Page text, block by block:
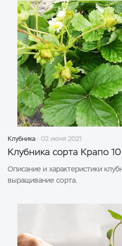
Клубника 02 июня 2021
Клубника сорта Крапо
Описание и характеристики
выращивание сорта.